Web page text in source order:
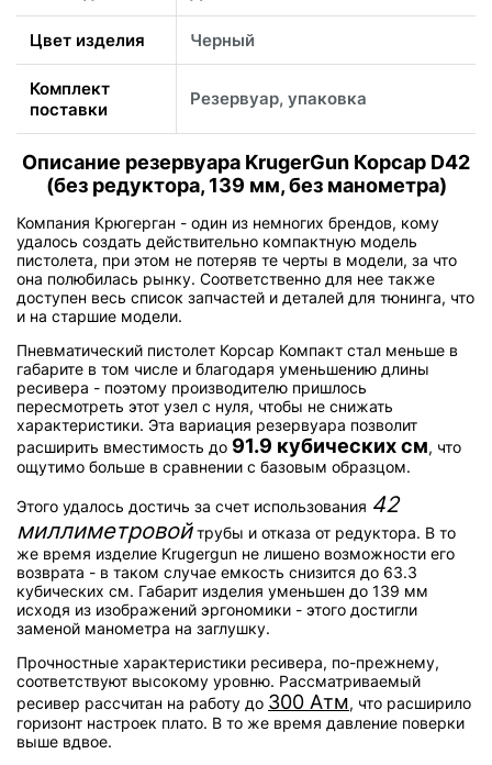
Цвет изделия Черный
Комплект
поставки
Резервуар, упаковка
Описание резервуара KrugerGun Корсар D42
(без редуктора, 139 мм, без манометра)
Компания Крюгерган - один из немногих брендов, кому
удалось создать действительно компактную модель
пистолета, при этом не потеряв те черты в модели, за что
она полюбилась рынку. Соответственно для нее также
доступен весь список запчастей и деталей для тюнинга, что
и на старшие модели.
Пневматический пистолет Корсар Компакт стал меньше в
габарите в том числе и благодаря уменьшению длины
ресивера - поэтому производителю пришлось
пересмотреть этот узел с нуля, чтобы не снижать
характеристики. Эта вариация резервуара позволит
расширить вместимость до 91.9 кубических см, что
ощутимо больше в сравнении с базовым образцом.
Этого удалось достичь за счет использования 42
миллиметровойтрубы и отказа от редуктора. В то
же время изделие Krugergun не лишено возможности его
возврата - в таком случае емкость снизится до 63.3
кубических см. Габарит изделия уменьшен до 139 мм
исходя из изображений эргономики - этого достигли
заменой манометра на заглушку.
Прочностные характеристики ресивера, по-прежнему,
соответствуют высокому уровню. Рассматриваемый
ресивер рассчитан на работу до 300 Атм, что расширило
горизонт настроек плато. В то же время давление поверки
выше вдвое.